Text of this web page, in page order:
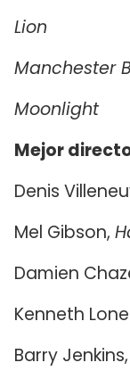
Lion
Manchester
Moonlight
Mejor
Denis
Mel Gibson,
Damien
Kenneth
Barry Jenkins,